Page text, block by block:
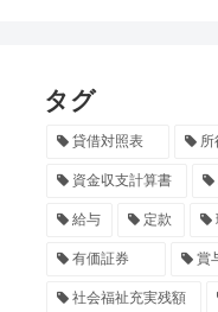
タグ
貸借対照表 所
資金収支計算書
給与 定款
有価証券 賞
社会福祉充実残額